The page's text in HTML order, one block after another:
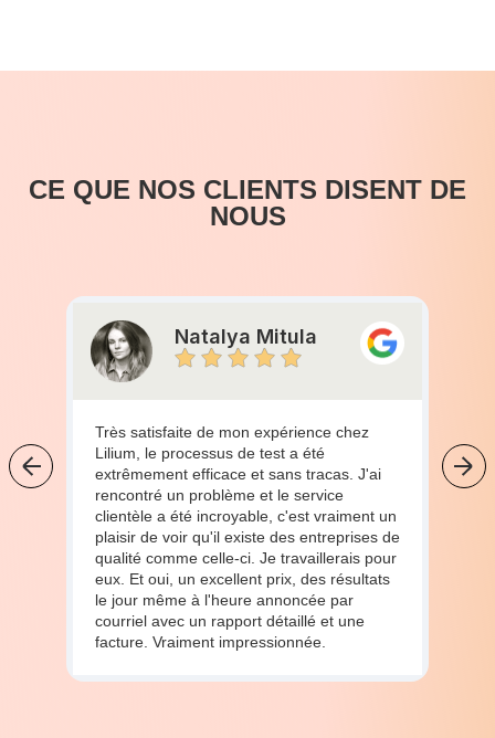
CE QUE NOS CLIENTS DISENT DE
NOUS
Natalya Mitula
Très satisfaite de mon expérience chez
Lilium, le processus de test a été
extrêmement efficace et sans tracas. J'ai
rencontré un problème et le service
clientèle a été incroyable, c'est vraiment un
plaisir de voir qu'il existe des entreprises de
qualité comme celle-ci. Je travaillerais pour
eux. Et oui, un excellent prix, des résultats
le jour même à l'heure annoncée par
courriel avec un rapport détaillé et une
facture. Vraiment impressionnée.